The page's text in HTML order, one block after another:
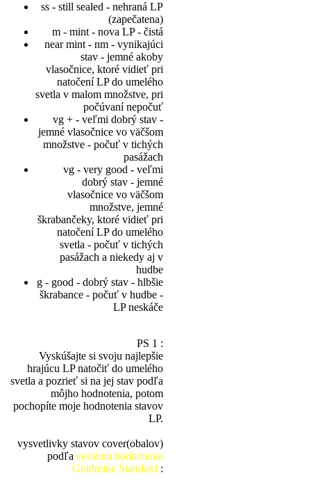
ss - still sealed - nehraná LP
(zapečatena)
m - mint - nova LP - čistá
near mint - nm - vynikajúci
stav - jemné akoby
vlasočnice, ktoré vidieť pri
natočení LP do umelého
svetla v malom množstve, pri
počúvaní nepočuť
vg + - veľmi dobrý stav -
jemné vlasočnice vo väčšom
množstve - počuť v tichých
pasážach
vg - very good - veľmi
dobrý stav - jemné
vlasočnice vo väčšom
množstve, jemné
škrabančeky, ktoré vidieť pri
natočení LP do umelého
svetla - počuť v tichých
pasážach a niekedy aj v
hudbe
g - good - dobrý stav - hlbšie
škrabance - počuť v hudbe -
LP neskáče
PS 1 :
Vyskúšajte si svoju najlepšie
hrajúcu LP natočiť do umelého
svetla a pozrieť si na jej stav podľa
môjho hodnotenia, potom
pochopíte moje hodnotenia stavov
LP.
vysvetlivky stavov cover(obalov)
podľa systému hodnotenia
Goldmine Standard :